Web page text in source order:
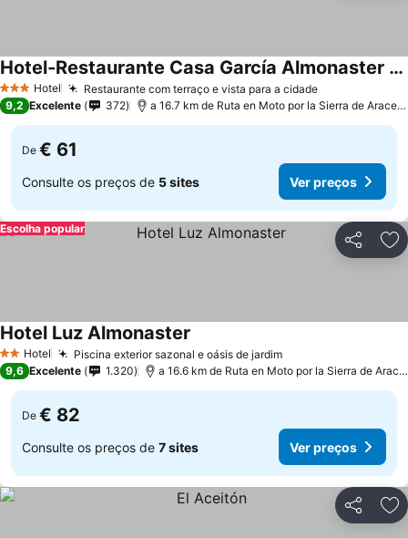
3 EstrelasHotel Restaurante com terraço e vista para a cidadeVer preços
Hotel-Restaurante Casa García Almonaster La Real
Ver preços
9,2 Excelente 372 a 16.7 km de Ruta en Moto por la Sierra de
De € 61
Consulte os preços de 5 sites Ver preços
Partilhar
Escolha popular
2 Estrelas
Hotel Piscina exterior sazonal e oásis de jardimVer preços
Hotel Luz Almonaster
9,6 Excelente 1.320 a 16.6 km de Ruta en Moto por la Sierra de
De € 82
Consulte os preços de 7 sites Ver preços
Partilhar